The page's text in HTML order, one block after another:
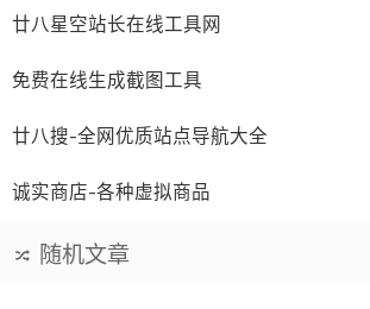
廿八星空站长在线工具网
免费在线生成截图工具
廿八搜-全网优质站点导航大全
诚实商店-各种虚拟商品
随机文章